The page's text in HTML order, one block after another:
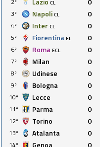
CL
3º
Napoli CL 0
4º
Inter CL 0
5º
Fiorentina EL 0
6º
Roma ECL 0
7º
Milan 0
8º
Udinese 0
9º
Bologna 0
10º
Lecce 0
11º
Parma 0
12º
Torino 0
13º
Atalanta 0
14º
Genoa 0